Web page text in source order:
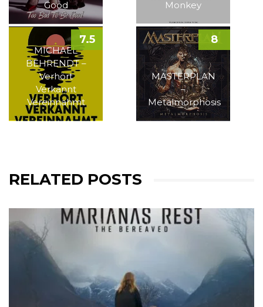
Good Monkey
MICHAEL
BEHRENDT –
Verhört
Verkannt
Vereinnahmt
7.5
MASTERPLAN
–
Metalmorphosis
8
RELATED POSTS